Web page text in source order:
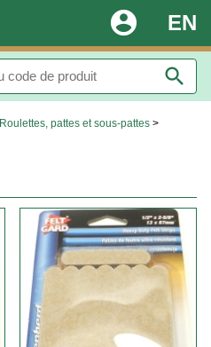
EN
account_circle
search
Roulettes, pattes et sous-pattes >